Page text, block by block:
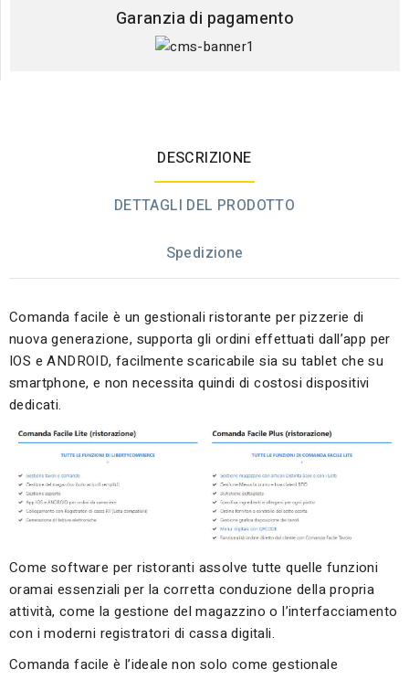
Garanzia di pagamento
DESCRIZIONE
DETTAGLI DEL PRODOTTO
Spedizione
Comanda facile è un gestionali ristorante per pizzerie di
nuova generazione, supporta gli ordini effettuati dall’app per
IOS e ANDROID, facilmente scaricabile sia su tablet che su
smartphone, e non necessita quindi di costosi dispositivi
dedicati.
Come software per ristoranti assolve tutte quelle funzioni
oramai essenziali per la corretta conduzione della propria
attività, come la gestione del magazzino o l’interfacciamento
con i moderni registratori di cassa digitali.
Comanda facile è l’ideale non solo come gestionale